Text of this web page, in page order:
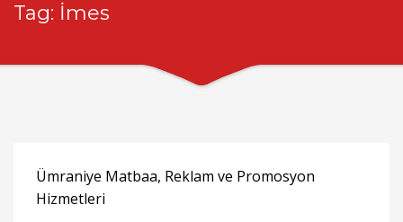
Tag: İmes
Ümraniye Matbaa, Reklam ve Promosyon
Hizmetleri